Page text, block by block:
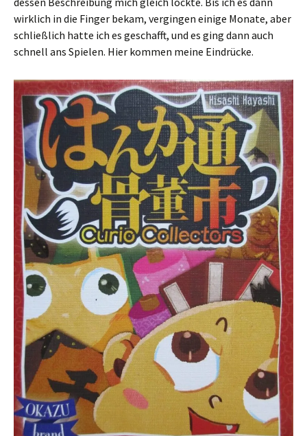
wirklich in die Finger bekam, vergingen einige Monate, aber
schließlich hatte ich es geschafft, und es ging dann auch
schnell ans Spielen. Hier kommen meine Eindrücke.